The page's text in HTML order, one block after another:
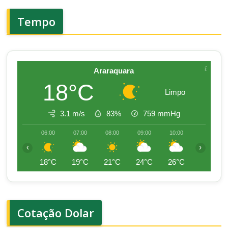
Tempo
Araraquara
18°C Limpo
3.1 m/s 83% 759 mmHg
06:00
18°C
07:00
19°C
08:00
21°C
09:00
24°C
10:00
26°C
‹ ›
Cotação Dolar